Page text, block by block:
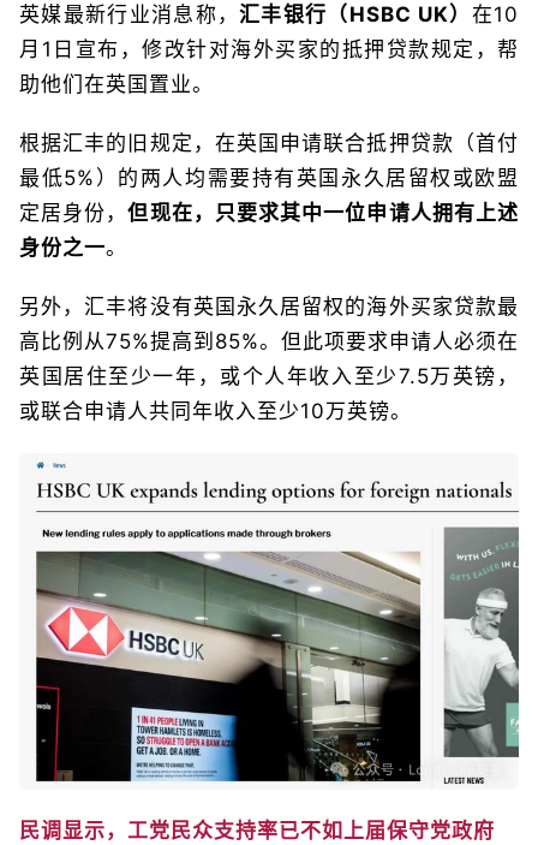
英媒最新行业消息称，汇丰银行（HSBC UK） 在10
月1日宣布，修改针对海外买家的抵押贷款规定，帮
助他们在英国置业。
根据汇丰的旧规定，在英国申请联合抵押贷款（首付
最低5%）的两人均需要持有英国永久居留权或欧盟
定居身份，但现在，只要求其中一位申请人拥有上述
身份之一。
另外，汇丰将没有英国永久居留权的海外买家贷款最
高比例从75%提高到85%。但此项要求申请人必须在
英国居住至少一年，或个人年收入至少7.5万英镑，
或联合申请人共同年收入至少10万英镑。
民调显示，工党民众支持率已不如上届保守党政府